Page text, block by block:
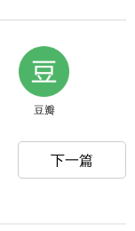
豆瓣
下一篇